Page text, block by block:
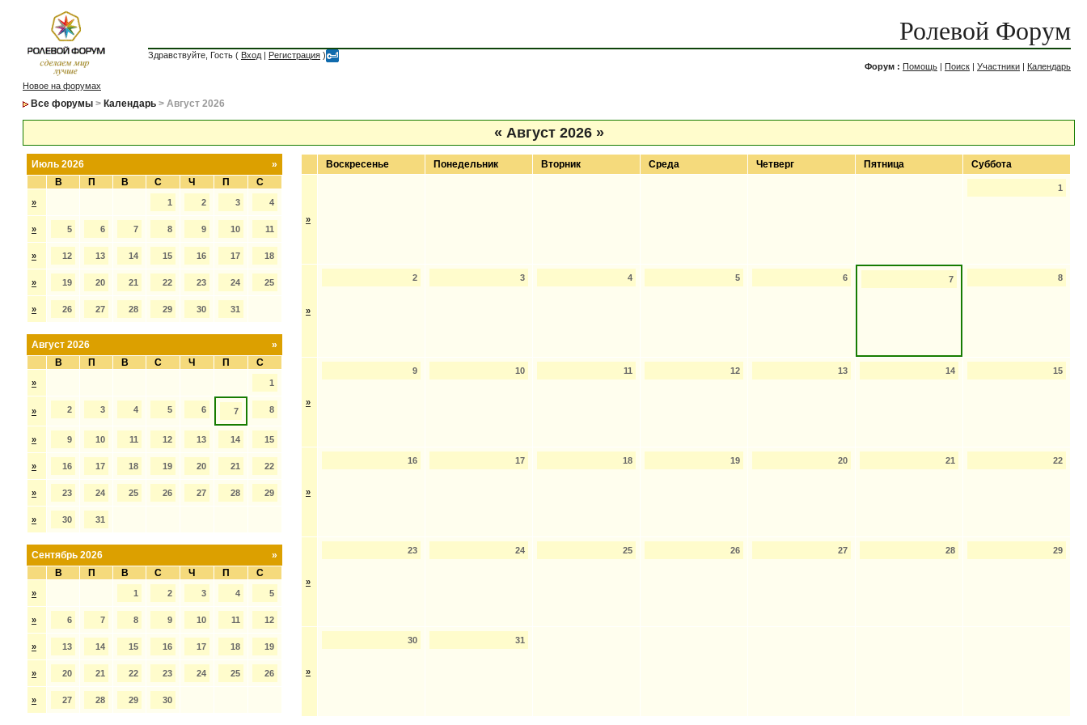
Ролевой Форум
Здравствуйте, Гость ( Вход | Регистрация )
Форум : Помощь | Поиск | Участники | Календарь
Новое на форумах
Все форумы > Календарь > Август 2026
« Август 2026 »
»
Июль 2026
В
П В С Ч П С
» 1 2 3 4
» 5 6 7 8 9 10 11
» 12 13 14 15 16 17 18
» 19 20 21 22 23 24 25
» 26 27 28 29 30 31
»
Август 2026
В
П В С Ч П С
» 1
» 2 3 4 5 6 7 8
» 9 10 11 12 13 14 15
» 16 17 18 19 20 21 22
» 23 24 25 26 27 28 29
» 30 31
»
Сентябрь 2026
В
П В С Ч П С
» 1 2 3 4 5
» 6 7 8 9 10 11 12
» 13 14 15 16 17 18 19
» 20 21 22 23 24 25 26
» 27 28 29 30
Воскресенье Понедельник Вторник Среда Четверг Пятница Суббота
»
1
»
2 3 4 5 6 7 8
»
9 10 11 12 13 14 15
»
16 17 18 19 20 21 22
»
23 24 25 26 27 28 29
»
30 31